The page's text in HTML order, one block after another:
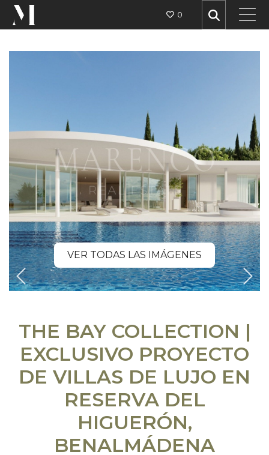
0
VER TODAS LAS IMÁGENES
Previous
THE BAY COLLECTION |
EXCLUSIVO PROYECTO
DE VILLAS DE LUJO EN
RESERVA DEL
HIGUERÓN,
BENALMÁDENA